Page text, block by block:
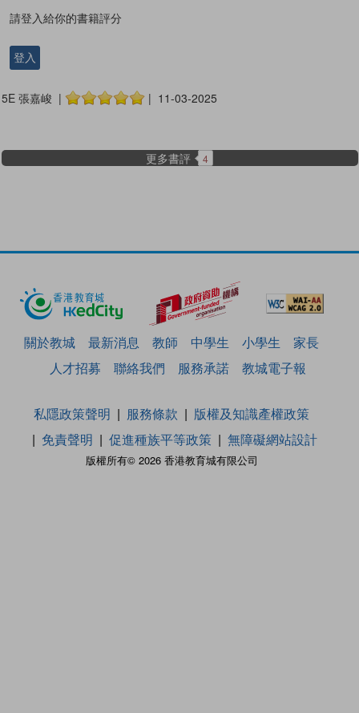
請登入給你的書籍評分
登入
5E 張嘉峻 | | 11-03-2025
更多書評 4
關於教城 最新消息 教師 中學生 小學生
家長
人才招募
聯絡我們 服務承諾 教城電子報
版權所有© 2026 香港教育城有限公司
私隱政策聲明 服務條款
版權及知識產權政策
免責聲明
促進種族平等政策 無障礙網站設計